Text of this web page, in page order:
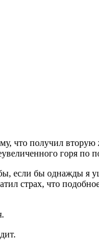
что получил вторую
горя
если бы однажды я
страх, что